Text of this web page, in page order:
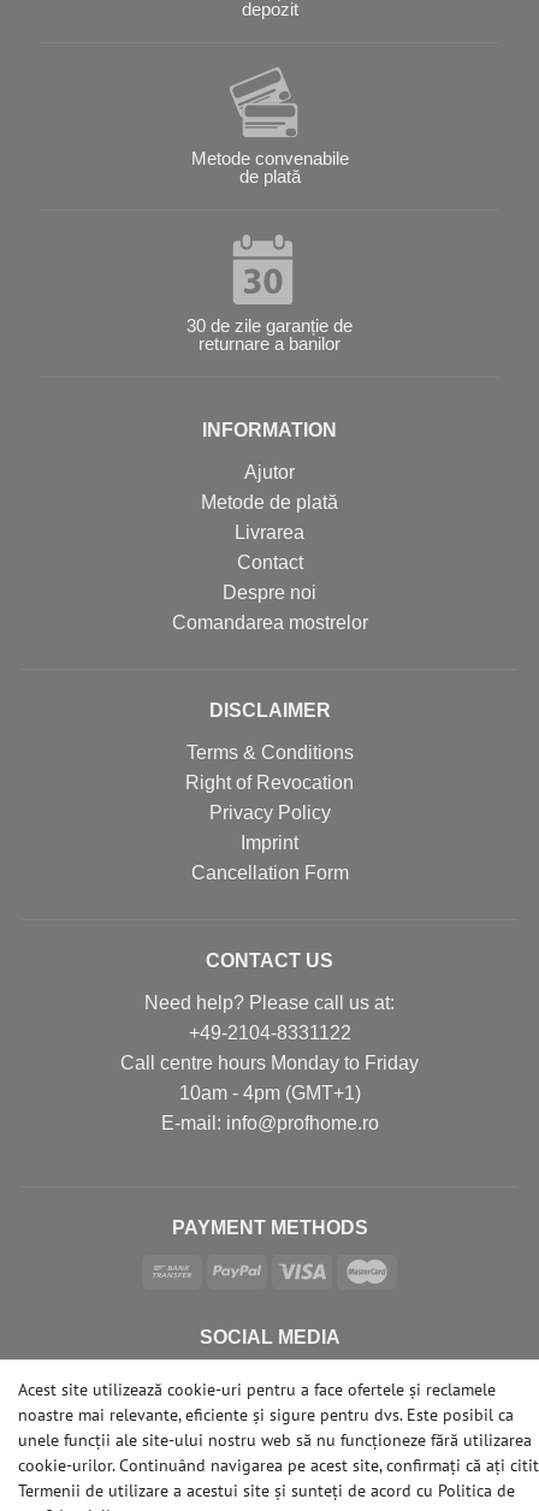
depozit
Metode convenabile
de plată
30 de zile garanție de
returnare a banilor
INFORMATION
Ajutor
Metode de plată
Livrarea
Contact
Despre noi
Comandarea mostrelor
DISCLAIMER
Terms & Conditions
Right of Revocation
Privacy Policy
Imprint
Cancellation Form
CONTACT US
Need help? Please call us at:
+49-2104-8331122
Call centre hours Monday to Friday
10am - 4pm (GMT+1)
Е-mail: info@profhome.ro
PAYMENT METHODS
SOCIAL MEDIA
© Copyright 2026 | e-Delux GmbH
Acest site utilizează cookie-uri pentru a face ofertele și reclamele
noastre mai relevante, eficiente și sigure pentru dvs. Este posibil ca
unele funcții ale site-ului nostru web să nu funcționeze fără utilizarea
cookie-urilor. Continuând navigarea pe acest site, confirmați că ați citit
Termenii de utilizare a acestui site și sunteți de acord cu Politica de